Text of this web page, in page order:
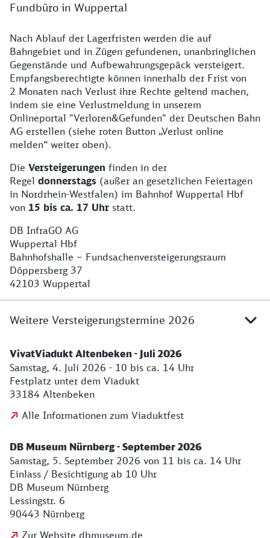
Fundbüro in Wuppertal
Regelmäßige Versteigerung von Fundsachen im
Nach Ablauf der Lagerfristen werden die auf
Bahngebiet und in Zügen gefundenen, unanbringlichen
Gegenstände und Aufbewahrungsgepäck versteigert.
Empfangsberechtigte können innerhalb der Frist von
2 Monaten nach Verlust ihre Rechte geltend machen,
indem sie eine Verlustmeldung in unserem
Onlineportal "Verloren&Gefunden" der Deutschen Bahn
AG erstellen (siehe roten Button „Verlust online
melden“ weiter oben).
Die Versteigerungen finden in der
Regel donnerstags (außer an gesetzlichen Feiertagen
in Nordrhein-Westfalen) im Bahnhof Wuppertal Hbf
von 15 bis ca. 17 Uhr statt.
DB InfraGO AG
Wuppertal Hbf
Bahnhofshalle – Fundsachenversteigerungsraum
Döppersberg 37
42103 Wuppertal
Weitere Versteigerungstermine 2026
VivatViadukt Altenbeken - Juli 2026
Samstag, 4. Juli 2026 - 10 bis ca. 14 Uhr
Festplatz unter dem Viadukt
33184 Altenbeken
Alle Informationen zum Viaduktfest
DB Museum Nürnberg - September 2026
Samstag, 5. September 2026 von 11 bis ca. 14 Uhr
Einlass / Besichtigung ab 10 Uhr
DB Museum Nürnberg
Lessingstr. 6
90443 Nürnberg
Zur Website dbmuseum.de